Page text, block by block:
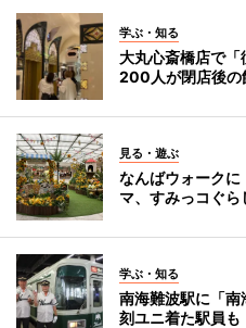
学ぶ・知る
大丸心斎橋店で
200人が閉店後の
見る・遊ぶ
なんばウォーク
マ、すみっコぐら
学ぶ・知る
南海難波駅に「
刻ユニ着た駅員も